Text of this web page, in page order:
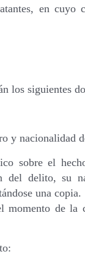
en cuyo
los siguientes
y nacionalidad
sobre el
delito, su
una
momento de